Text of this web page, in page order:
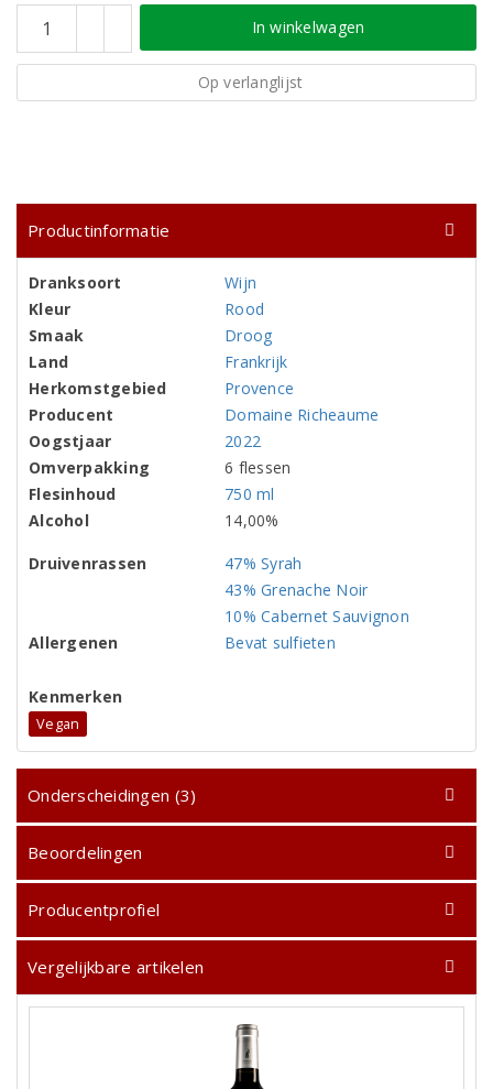
In winkelwagen
Op verlanglijst
Productinformatie
Dranksoort
Wijn
Kleur
Rood
Smaak
Droog
Land
Frankrijk
Herkomstgebied
Provence
Producent
Domaine Richeaume
Oogstjaar
2022
Omverpakking
6 flessen
Flesinhoud
750 ml
Alcohol
14,00%
Druivenrassen
47% Syrah
43% Grenache Noir
10% Cabernet Sauvignon
Allergenen
Bevat sulfieten
Kenmerken
Vegan
Onderscheidingen (3)
Beoordelingen
Producentprofiel
Vergelijkbare artikelen